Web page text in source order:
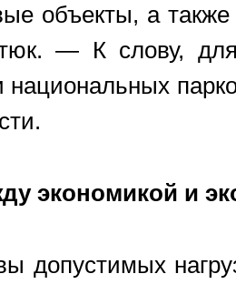
объекты, а
— К слову, для
национальных
экономикой и
допустимых